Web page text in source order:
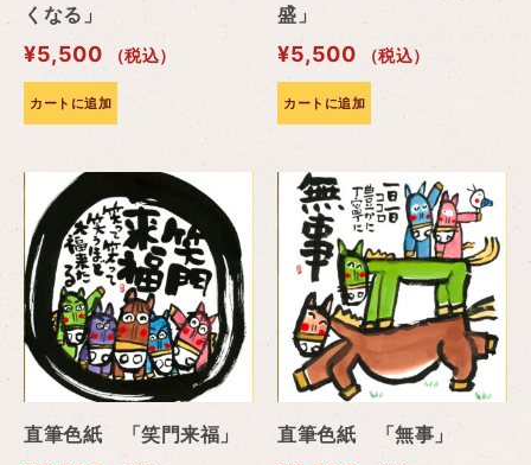
くなる」
¥5,500 （税込）
カートに追加
盛」
¥5,500 （税込）
カートに追加
直筆色紙 「笑門来福」 直筆色紙 「無事」